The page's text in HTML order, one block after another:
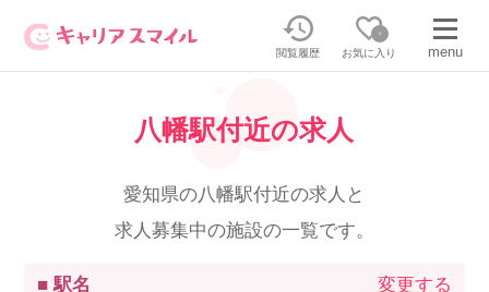
閲覧履歴
0
お気に入り menu
無料相談・お問い合わせはこちら
無料転職相談・お問い合わせの内容を
正社員／パートで働く
正社員・パートの求人を探す
八幡駅付近の求人
愛知県の八幡駅付近の求人と
求人募集中の施設の一覧です。
■ 駅名
変更する